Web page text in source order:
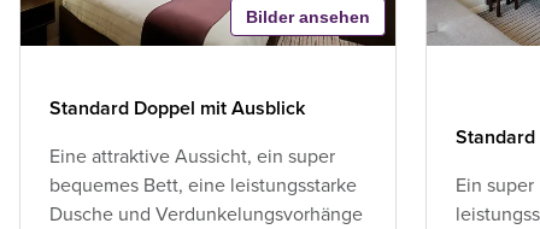
Bilder ansehen
Standard Doppel mit Ausblick
Eine attraktive Aussicht, ein super
bequemes Bett, eine leistungsstarke
Dusche und Verdunkelungsvorhänge
Standard
Ein